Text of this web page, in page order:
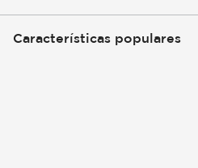
Características populares